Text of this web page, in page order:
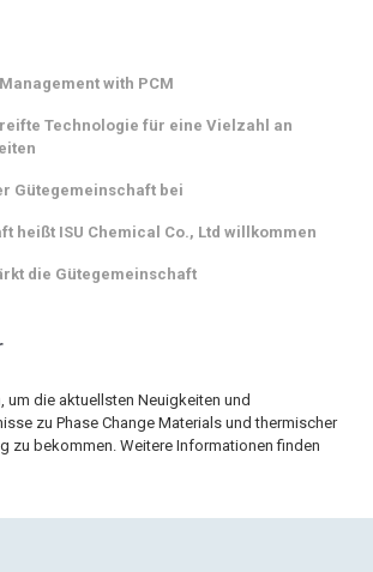
with PCM
Technologie für eine Vielzahl an
Gütegemeinschaft bei
heißt ISU Chemical Co., Ltd willkommen‎
die Gütegemeinschaft
um die aktuellsten Neuigkeiten und
zu Phase Change Materials und thermischer
zu bekommen. Weitere Informationen finden